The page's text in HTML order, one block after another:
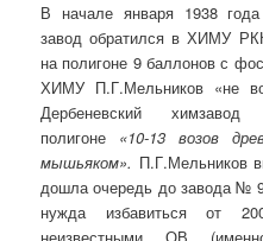
В начале января 1938 года
завод обратился в ХИМУ
на полигоне 9 баллонов с
ХИМУ П.Г.Мельников «не
Дербеневский
полигоне «10-13 возов
мышьяком». П.Г.Мельников
дошла очередь до завода №
нужда избавиться от